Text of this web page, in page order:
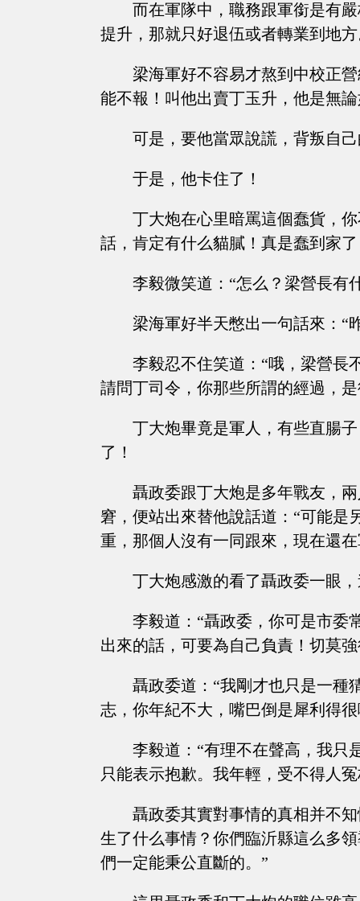
而在軍隊中，職務跟軍銜是有
提升，那就只好退伍或者轉業到地
梁海軍好不容易才熬到中校正
能不報！叫他出賣丁玉升，他是無
可是，要他當眾說謊，背叛自
于是，他卡住了！
丁大炮在心里暗罵這個蠢貨，
話，肯定有什么貓膩！真是蠢到家
李毅微笑道：“怎么？梁營長有
梁海軍好半天憋出一句話來：“
李毅忍不住笑道：“哦，梁營長
請問丁司令，你那些所謂的經過，
丁大炮畢竟是軍人，有些直腸
了！
聶政委跟丁大炮是多年戰友，
窘，便站出來替他說話道：“可能是
重，那個人沒有一同跟來，現在還
丁大炮感激的看了聶政委一眼
李毅道：“聶政委，你可是市委
出來的話，可要為自己負責！切莫
聶政委道：“我剛才也只是一種
志，你年紀不大，嘴巴倒是犀利得很
李毅道：“有理不在聲高，我只
只能表示抱歉。我年輕，受不得人
聶政委其實對事情的真相并不
生了什么事情？你們臨沂縣這么多
們一定能秉公直斷的。”